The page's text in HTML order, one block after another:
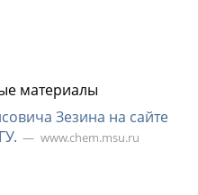
материалы
Зезина на сайте
www.chem.msu.ru